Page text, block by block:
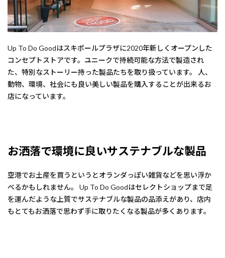
Up To Do Goodはスキポールプラザに2020年新しくオープンした
コンセプトストアです。ユニークで持続可能な方法で製造され
た、特別なストーリー持った製品たちを取り扱っています。 人、
動物、環境、社会にも良い美しい製品を購入することが出来るお
店になっています。
お洒落で環境に良いサステナブルな製品
空港でお土産を買うというとオランダっぽい雑貨などを思い浮か
べるかもしれません。 Up To Do Goodはセレクトショップまで足
を運んだような上質でサステナブルな製品の品添えがあり、店内
もとてもお洒落で思わず手に取りたくなる製品が多くあります。